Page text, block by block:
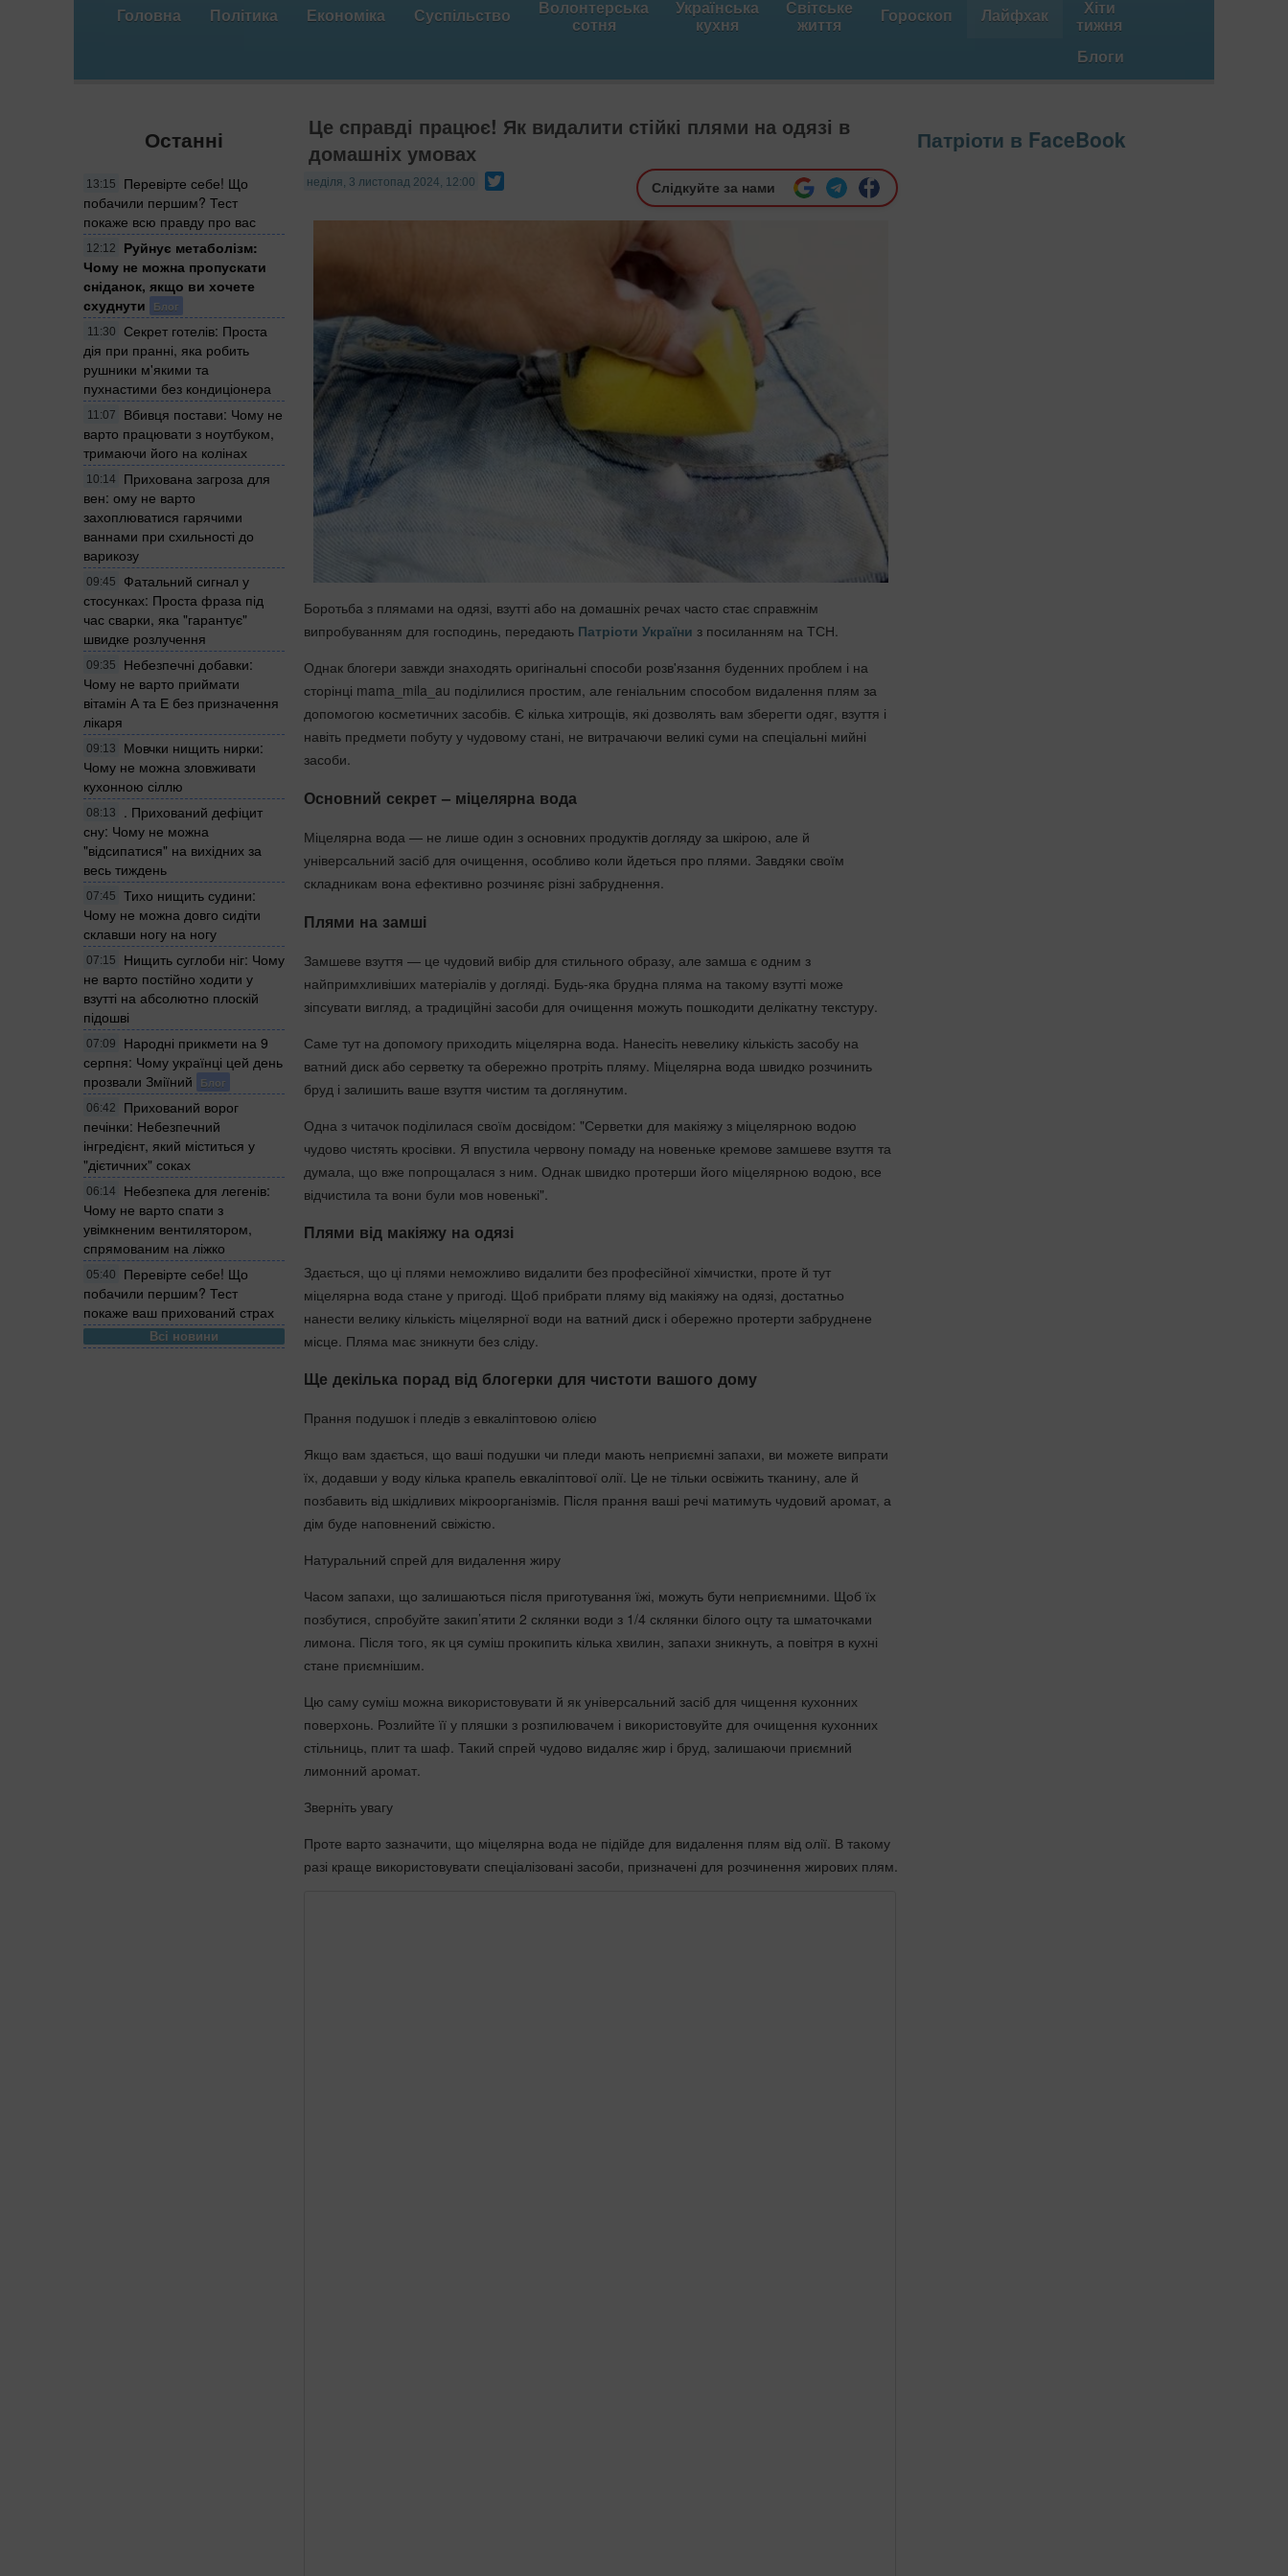
Головна Політика Економіка Суспільство Волонтерська
сотня
Українська
кухня
Світське
життя Гороскоп Лайфхак Хіти
тижня
Блоги
Останні
13:15
Перевірте себе! Що
побачили першим? Тест
покаже всю правду про вас
12:12
Руйнує метаболізм:
Чому не можна пропускати
сніданок, якщо ви хочете
схуднути
Блог
11:30
Секрет готелів: Проста
дія при пранні, яка робить
рушники м'якими та
пухнастими без кондиціонера
11:07
Вбивця постави: Чому не
варто працювати з ноутбуком,
тримаючи його на колінах
10:14
Прихована загроза для
вен: ому не варто
захоплюватися гарячими
ваннами при схильності до
варикозу
09:45
Фатальний сигнал у
стосунках: Проста фраза під
час сварки, яка "гарантує"
швидке розлучення
09:35
Небезпечні добавки:
Чому не варто приймати
вітамін А та Е без призначення
лікаря
09:13
Мовчки нищить нирки:
Чому не можна зловживати
кухонною сіллю
08:13
. Прихований дефіцит
сну: Чому не можна
"відсипатися" на вихідних за
весь тиждень
07:45
Тихо нищить судини:
Чому не можна довго сидіти
склавши ногу на ногу
07:15
Нищить суглоби ніг: Чому
не варто постійно ходити у
взутті на абсолютно плоскій
підошві
07:09
Народні прикмети на 9
серпня: Чому українці цей день
прозвали Зміїний
Блог
06:42
Прихований ворог
печінки: Небезпечний
інгредієнт, який міститься у
"дієтичних" соках
06:14
Небезпека для легенів:
Чому не варто спати з
увімкненим вентилятором,
спрямованим на ліжко
05:40
Перевірте себе! Що
побачили першим? Тест
покаже ваш прихований страх
Всі новини
Це справді працює! Як видалити стійкі плями на одязі в
домашніх умовах
неділя, 3 листопад 2024, 12:00 Слідкуйте за нами
Боротьба з плямами на одязі, взутті або на домашніх речах часто стає справжнім
випробуванням для господинь, передають Патріоти України з посиланням на ТСН.
Однак блогери завжди знаходять оригінальні способи розв'язання буденних проблем і на
сторінці mama_mila_au поділилися простим, але геніальним способом видалення плям за
допомогою косметичних засобів. Є кілька хитрощів, які дозволять вам зберегти одяг, взуття і
навіть предмети побуту у чудовому стані, не витрачаючи великі суми на спеціальні мийні
засоби.
Основний секрет – міцелярна вода
Міцелярна вода — не лише один з основних продуктів догляду за шкірою, але й
універсальний засіб для очищення, особливо коли йдеться про плями. Завдяки своїм
складникам вона ефективно розчиняє різні забруднення.
Плями на замші
Замшеве взуття — це чудовий вибір для стильного образу, але замша є одним з
найпримхливіших матеріалів у догляді. Будь-яка брудна пляма на такому взутті може
зіпсувати вигляд, а традиційні засоби для очищення можуть пошкодити делікатну текстуру.
Саме тут на допомогу приходить міцелярна вода. Нанесіть невелику кількість засобу на
ватний диск або серветку та обережно протріть пляму. Міцелярна вода швидко розчинить
бруд і залишить ваше взуття чистим та доглянутим.
Одна з читачок поділилася своїм досвідом: "Серветки для макіяжу з міцелярною водою
чудово чистять кросівки. Я впустила червону помаду на новеньке кремове замшеве взуття та
думала, що вже попрощалася з ним. Однак швидко протерши його міцелярною водою, все
відчистила та вони були мов новенькі".
Плями від макіяжу на одязі
Здається, що ці плями неможливо видалити без професійної хімчистки, проте й тут
міцелярна вода стане у пригоді. Щоб прибрати пляму від макіяжу на одязі, достатньо
нанести велику кількість міцелярної води на ватний диск і обережно протерти забруднене
місце. Пляма має зникнути без сліду.
Ще декілька порад від блогерки для чистоти вашого дому
Прання подушок і пледів з евкаліптовою олією
Якщо вам здається, що ваші подушки чи пледи мають неприємні запахи, ви можете випрати
їх, додавши у воду кілька крапель евкаліптової олії. Це не тільки освіжить тканину, але й
позбавить від шкідливих мікроорганізмів. Після прання ваші речі матимуть чудовий аромат, а
дім буде наповнений свіжістю.
Натуральний спрей для видалення жиру
Часом запахи, що залишаються після приготування їжі, можуть бути неприємними. Щоб їх
позбутися, спробуйте закип’ятити 2 склянки води з 1/4 склянки білого оцту та шматочками
лимона. Після того, як ця суміш прокипить кілька хвилин, запахи зникнуть, а повітря в кухні
стане приємнішим.
Цю саму суміш можна використовувати й як універсальний засіб для чищення кухонних
поверхонь. Розлийте її у пляшки з розпилювачем і використовуйте для очищення кухонних
стільниць, плит та шаф. Такий спрей чудово видаляє жир і бруд, залишаючи приємний
лимонний аромат.
Зверніть увагу
Проте варто зазначити, що міцелярна вода не підійде для видалення плям від олії. В такому
разі краще використовувати спеціалізовані засоби, призначені для розчинення жирових плям.
Патріоти в FaceBook